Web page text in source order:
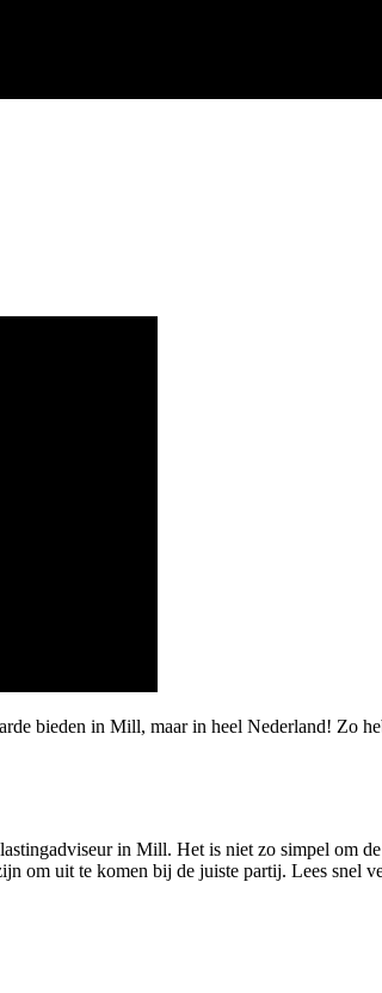
bieden in Mill, maar in heel Nederland! Zo
in Mill. Het is niet zo simpel om
om uit te komen bij de juiste partij. Lees